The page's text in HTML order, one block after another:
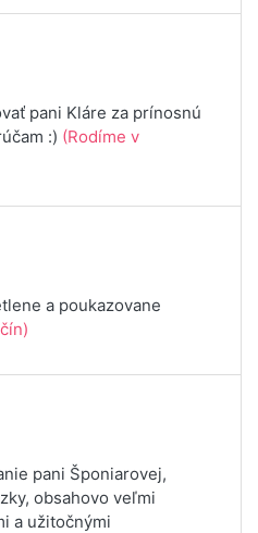
pani Kláre za prínosnú
:) (Rodíme v
a poukazovane
pani Šponiarovej,
obsahovo veľmi
a užitočnými